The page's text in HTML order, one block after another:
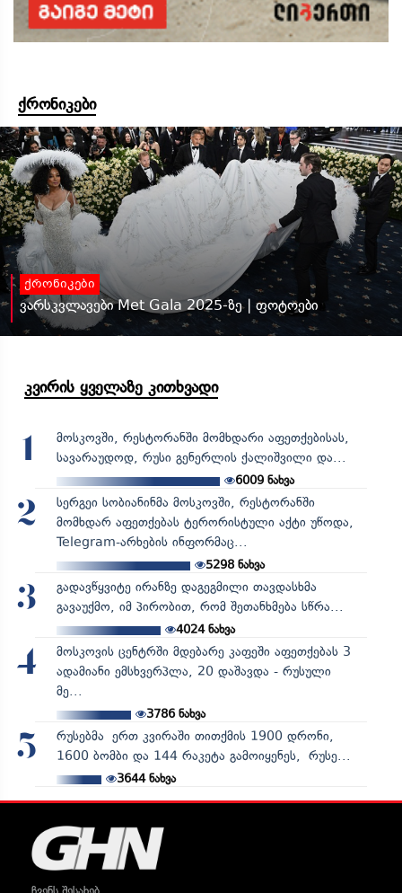
ქრონიკები
ქრონიკები
ვარსკვლავები Met Gala 2025-ზე | ფოტოები
კვირის ყველაზე კითხვადი
1
მოსკოვში, რესტორანში მომხდარი აფეთქებისას,
სავარაუდოდ, რუსი გენერლის ქალიშვილი და...
6009 ნახვა
2
სერგეი სობიანინმა მოსკოვში, რესტორანში
მომხდარ აფეთქებას ტერორისტული აქტი უწოდა,
Telegram-არხების ინფორმაც...
5298ნახვა
3
გადავწყვიტე ირანზე დაგეგმილი თავდასხმა
გავაუქმო, იმ პირობით, რომ შეთანხმება სწრა...
4024ნახვა
4
მოსკოვის ცენტრში მდებარე კაფეში აფეთქებას 3
ადამიანი ემსხვერპლა, 20 დაშავდა - რუსული
მე...
3786ნახვა
5
რუსებმა ერთ კვირაში თითქმის 1900 დრონი,
1600 ბომბი და 144 რაკეტა გამოიყენეს, რუსე...
3644ნახვა